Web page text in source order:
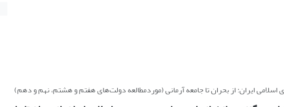
ایران: از بحران تا جامعه آرمانی (موردمطالعه دولت‌های هفتم و هشتم، نهم و دهم)